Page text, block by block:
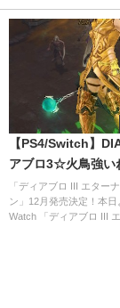
【PS4/Switch】
アブロ3☆火鳥強い
「ディアブロ III エター
ン」12月発売決定！本
Watch 「ディアブロ III